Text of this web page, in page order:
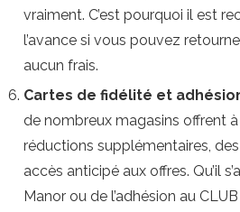
vraiment. C’est pourquoi il est
l’avance si vous pouvez
aucun frais.
Cartes de fidélité et
de nombreux magasins offrent
réductions supplémentaires,
accès anticipé aux offres. Qu’il
Manor ou de l’adhésion au